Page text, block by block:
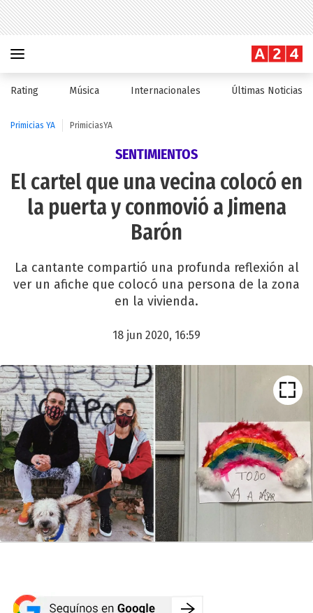
Rating Música Internacionales Últimas Noticias
Primicias YA PrimiciasYA
SENTIMIENTOS
El cartel que una vecina colocó en
la puerta y conmovió a Jimena
Barón
La cantante compartió una profunda reflexión al
ver un afiche que colocó una persona de la zona
en la vivienda.
18 jun 2020, 16:59